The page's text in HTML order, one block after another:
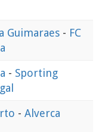
Guimaraes - FC
- Sporting
- Alverca